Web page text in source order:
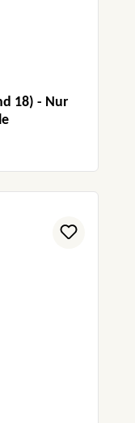
18) - Nur